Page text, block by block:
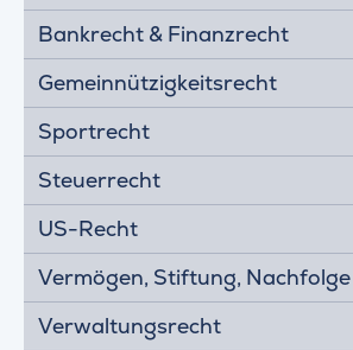
Bankrecht & Finanzrecht
Gemeinnützigkeitsrecht
Sportrecht
Steuerrecht
US-Recht
Vermögen, Stiftung, Nachfolge
Verwaltungsrecht